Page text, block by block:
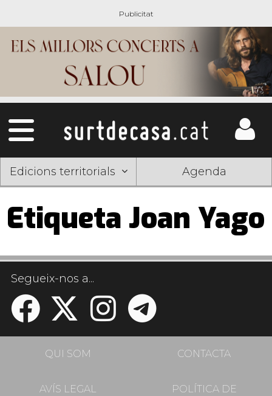
Edicions territorials Agenda
Etiqueta Joan Yago
Segueix-nos a...
QUI SOM CONTACTA
AVÍS LEGAL
POLÍTICA DE